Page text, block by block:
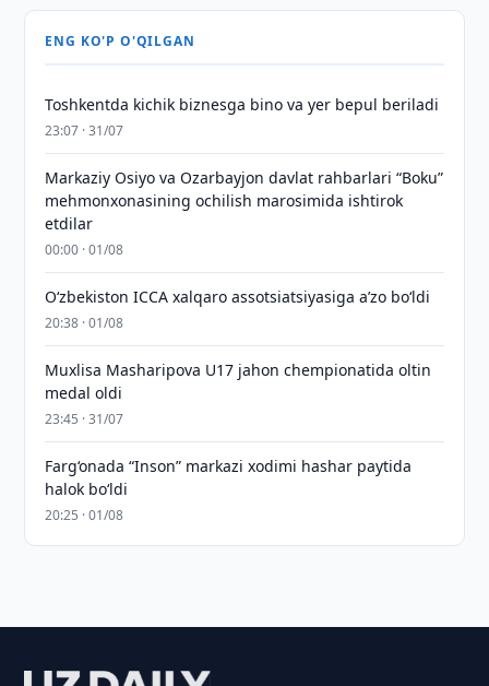
ENG KO'P O'QILGAN
Toshkentda kichik biznesga bino va yer bepul beriladi
23:07 · 31/07
Markaziy Osiyo va Ozarbayjon davlat rahbarlari “Boku”
mehmonxonasining ochilish marosimida ishtirok
etdilar
00:00 · 01/08
O‘zbekiston ICCA xalqaro assotsiatsiyasiga aʼzo bo‘ldi
20:38 · 01/08
Muxlisa Masharipova U17 jahon chempionatida oltin
medal oldi
23:45 · 31/07
Farg‘onada “Inson” markazi xodimi hashar paytida
halok bo‘ldi
20:25 · 01/08